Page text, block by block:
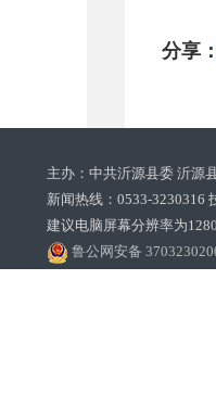
分享：
主办：中共沂源县委 沂源
新闻热线：0533-3230316
建议电脑屏幕分辨率为
鲁公网安备